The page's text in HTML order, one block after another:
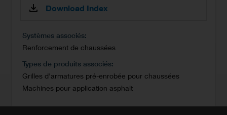
Download Index
Systèmes associés
Renforcement de chaussées
Types de produits associés
Grilles d'armatures pré-enrobée pour chaussées
Machines pour application asphalt